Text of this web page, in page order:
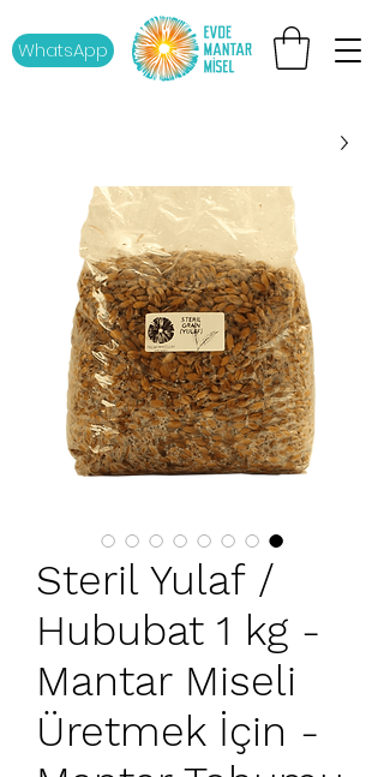
WhatsApp
Steril Yulaf /
Hububat 1 kg -
Mantar Miseli
Üretmek İçin -